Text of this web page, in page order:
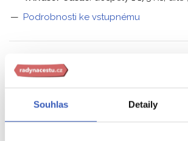
Souhlas Detaily
Podrobnosti ke vstupnému
Kde budete